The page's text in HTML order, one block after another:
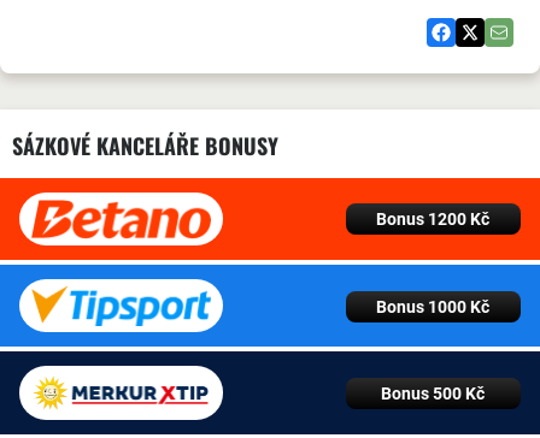
SÁZKOVÉ KANCELÁŘE BONUSY
Bonus 1200 Kč
Bonus 1000 Kč
Bonus 500 Kč